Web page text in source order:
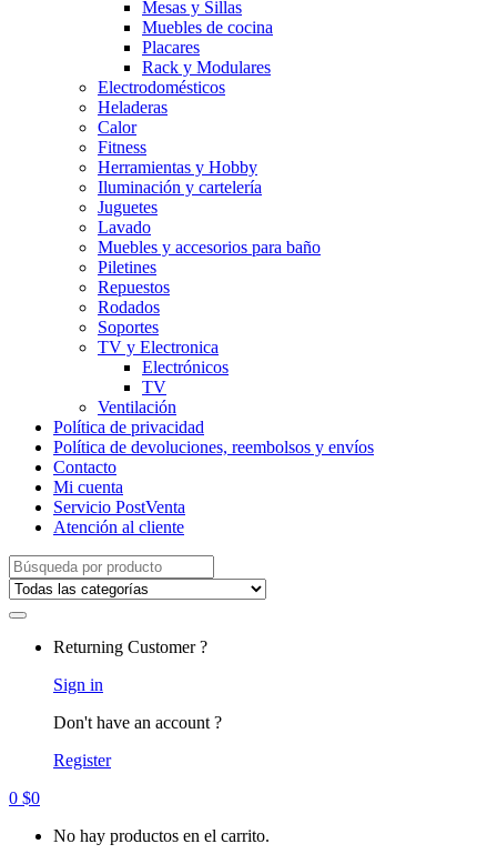
Mesas y Sillas
Muebles de cocina
Placares
Rack y Modulares
Electrodomésticos
Heladeras
Calor
Fitness
Herramientas y Hobby
Iluminación y cartelería
Juguetes
Lavado
Muebles y accesorios para baño
Piletines
Repuestos
Rodados
Soportes
TV y Electronica
Electrónicos
TV
Ventilación
Política de privacidad
Política de devoluciones, reembolsos y envíos
Contacto
Mi cuenta
Servicio PostVenta
Atención al cliente
Search
for:
Returning Customer ?
Sign in
Don't have an account ?
Register
0 $0
No hay productos en el carrito.